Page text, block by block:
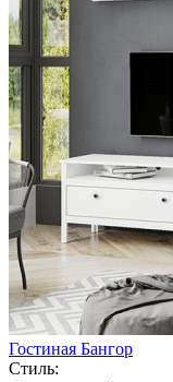
Гостиная Бангор
Стиль: